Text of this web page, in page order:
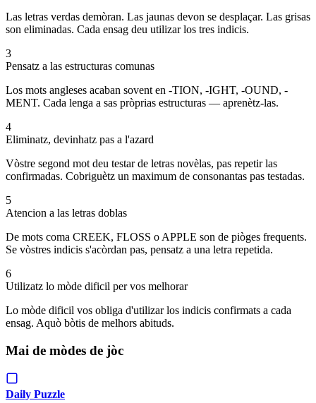
Las letras verdas demòran. Las jaunas devon se desplaçar. Las grisas
son eliminadas. Cada ensag deu utilizar los tres indicis.
3
Pensatz a las estructuras comunas
Los mots angleses acaban sovent en -TION, -IGHT, -OUND, -
MENT. Cada lenga a sas pròprias estructuras — aprenètz-las.
4
Eliminatz, devinhatz pas a l'azard
Vòstre segond mot deu testar de letras novèlas, pas repetir las
confirmadas. Cobriguètz un maximum de consonantas pas testadas.
5
Atencion a las letras doblas
De mots coma CREEK, FLOSS o APPLE son de piòges frequents.
Se vòstres indicis s'acòrdan pas, pensatz a una letra repetida.
6
Utilizatz lo mòde dificil per vos melhorar
Lo mòde dificil vos obliga d'utilizar los indicis confirmats a cada
ensag. Aquò bòtis de melhors abituds.
Mai de mòdes de jòc
Daily Puzzle